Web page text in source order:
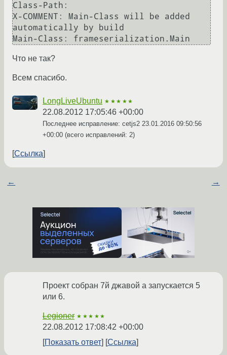
Class-Path:
X-COMMENT: Main-Class will be added
automatically by build
Main-Class: frameserialization.Main
Что не так?
Всем спасибо.
LongLiveUbuntu ★★★★★
22.08.2012 17:05:46 +00:00
Последнее исправление: cetjs2 23.01.2016 09:50:56
+00:00 (всего исправлений: 2)
Ссылка
← →
Проект собран 7й джавой а запускается 5
или 6.
Legioner ★★★★★
22.08.2012 17:08:42 +00:00
Показать ответ
Ссылка